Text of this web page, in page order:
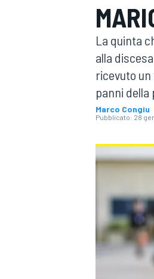
MOTOGP
WRC
La quinta
alla
ricevuto
panni
Marco Congiu
Pubblicato: 28